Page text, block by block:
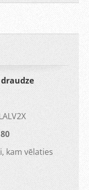
kam vēlaties